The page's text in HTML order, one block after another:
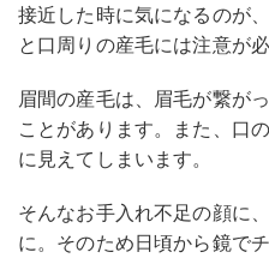
接近した時に気になるのが
と口周りの産毛には注意が必
眉間の産毛は、眉毛が繋が
ことがあります。また、口
に見えてしまいます。
そんなお手入れ不足の顔に
に。そのため日頃から鏡で